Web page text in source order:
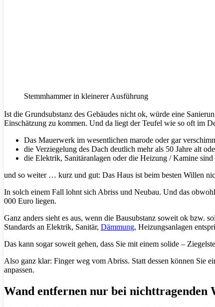
Stemmhammer in kleinerer Ausführung
Ist die Grundsubstanz des Gebäudes nicht ok, würde eine
Einschätzung zu kommen. Und da liegt der Teufel wie so oft im
Das Mauerwerk im wesentlichen marode oder gar
die Verziegelung des Dach deutlich mehr als 50 Jahre alt
die Elektrik, Sanitäranlagen oder die Heizung / Kamine
und so weiter … kurz und gut: Das Haus ist beim besten Willen
In solch einem Fall lohnt sich Abriss und Neubau. Und das
000 Euro liegen.
Ganz anders sieht es aus, wenn die Bausubstanz soweit ok bzw.
Standards an Elektrik, Sanitär, Dämmung, Heizungsanlagen
Das kann sogar soweit gehen, dass Sie mit einem solide –
Also ganz klar: Finger weg vom Abriss. Statt dessen können Sie
anpassen.
Wand entfernen nur bei nichttragenden